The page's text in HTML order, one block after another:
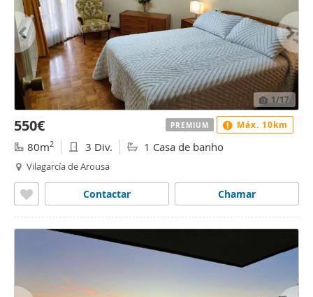
1/17
550€
80m2 3 Div. 1 Casa de banho
Vilagarcía de Arousa
Chamar
Contactar
PREMIUM Máx. 10km